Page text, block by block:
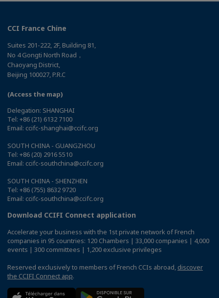
CCI France Chine
Suites 201-222, 2F, Building 81,
No 4 Gongti North Road，
Chaoyang District,
Beijing 100027, P.R.C
(Access the map)
Delegation: SHANGHAI
Tel: +86 (21) 6132 7100
Email: ccifc-shanghai@ccifc.org
SOUTH CHINA - GUANGZHOU
Tel: +86 (20) 2916 5510
Email: ccifc-southchina@ccifc.org
SOUTH CHINA - SHENZHEN
Tel: +86 (755) 8632 9720
Email: ccifc-southchina@ccifc.org
Download CCIFI Connect application
Accelerate your business with the 1st private network of French
companies in 95 countries: 120 Chambers | 33,000 companies | 4,000
events | 300 committees | 1,200 exclusive privileges
Reserved exclusively to members of French CCIs abroad, discover
the CCIFI Connect app.